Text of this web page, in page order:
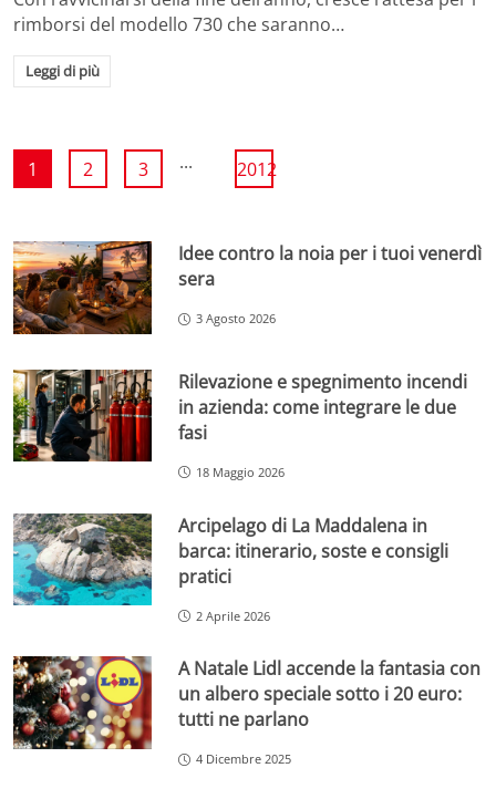
rimborsi del modello 730 che saranno…
Leggi di più
1 2 3 ... 2012
Idee contro la noia per i tuoi venerdì
sera
3 Agosto 2026
Rilevazione e spegnimento incendi
in azienda: come integrare le due
fasi
18 Maggio 2026
Arcipelago di La Maddalena in
barca: itinerario, soste e consigli
pratici
2 Aprile 2026
A Natale Lidl accende la fantasia con
un albero speciale sotto i 20 euro:
tutti ne parlano
4 Dicembre 2025